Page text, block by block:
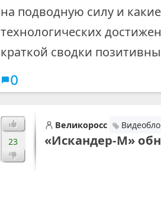
на подводную силу и
технологических
краткой сводки
0
23
Великоросс
«Искандер-М»